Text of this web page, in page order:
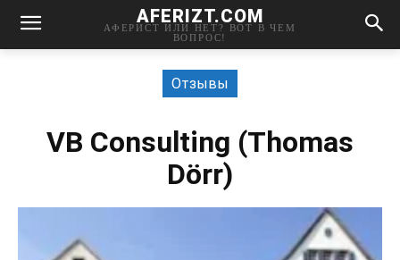
AFERIZT.COM
АФЕРИСТ ИЛИ НЕТ? ВОТ В ЧЕМ
ВОПРОС!
Отзывы
VB Consulting (Thomas
Dörr)